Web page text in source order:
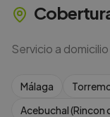
Servicio a
Málaga
Acebuchal (Rincon